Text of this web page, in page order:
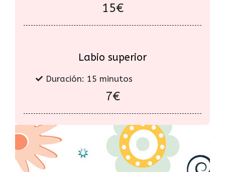
15€
Labio superior
Duración: 15 minutos
7€